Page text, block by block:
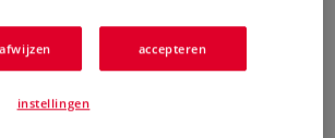
Breed inzetbaar — perfect voor precies
acrylverf, olieverf, tempera's, gouache en
accepteren
instellingen